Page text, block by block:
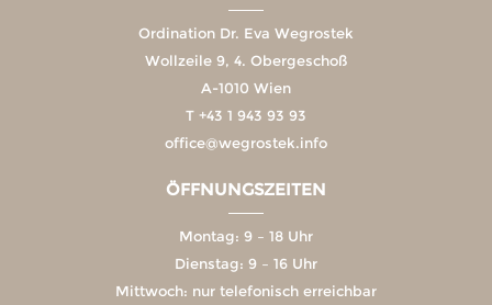
Ordination Dr. Eva Wegrostek
Wollzeile 9, 4. Obergeschoß
A-1010 Wien
T +43 1 943 93 93
office@wegrostek.info
ÖFFNUNGSZEITEN
Montag: 9 – 18 Uhr
Dienstag: 9 – 16 Uhr
Mittwoch: nur telefonisch erreichbar